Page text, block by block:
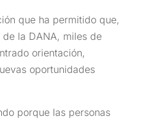
que ha permitido que,
la DANA, miles de
orientación,
oportunidades
porque las personas